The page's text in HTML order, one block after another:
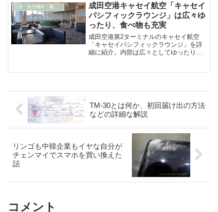
空港・航空機材・機内食
成田空港キャセイ航空「キャセイ
パシフィックラウンジ」は広々ゆ
ったり、食べ物も充実
成田空港第2ターミナルのキャセイ航空
「キャセイパシフィックラウンジ」を詳
細に紹介。内部は広々としてゆったりく
TM-30とは何か、初回届け出の方法
などの詳細な解説
リンゴも中韓企業もイヤな自分が
チェンマイでスマホを買い換えた
話
コメント